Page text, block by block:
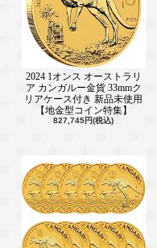
2024 1オンス オーストラリ
ア カンガルー金貨 33mmク
リアケース付き 新品未使用
【地金型コイン特集】
827,745円(税込)